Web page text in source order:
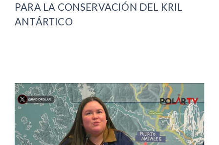
PARA LA CONSERVACIÓN DEL KRIL
ANTÁRTICO